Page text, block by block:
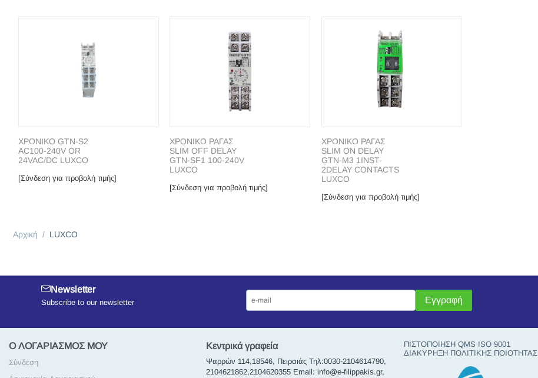
ΧΡΟΝΙΚΟ GTN-S2
ΑC100-240V OR
24VAC/DC LUXCO
[Σύνδεση για προβολή τιμής]
ΧΡΟΝΙΚΟ ΡΑΓΑΣ
SLΙΜ ΟFF DΕLΑΥ
GTN-SF1 100-240V
LUXCO
[Σύνδεση για προβολή τιμής]
ΧΡΟΝΙΚΟ ΡΑΓΑΣ
SLΙΜ ΟΝ DΕLΑΥ
GTN-M3 1INST-
2DELAY CONTACTS
LUXCO
[Σύνδεση για προβολή τιμής]
Αρχική / LUXCO
Newsletter
Subscribe to our newsletter Εγγραφή
Ο ΛΟΓΑΡΙΑΣΜΟΣ ΜΟΥ
Σύνδεση
Κεντρικά γραφεία
Ψαρρών 114,18546, Πειραιάς Τηλ:0030-2104614790,
2104621862,2104620355 Email: info@e-filippakis.gr,
ΠΙΣΤΟΠΟΙΗΣΗ QMS ISO 9001
ΔΙΑΚΥΡΗΞΗ ΠΟΛΙΤΙΚΗΣ ΠΟΙΟΤΗΤΑΣ